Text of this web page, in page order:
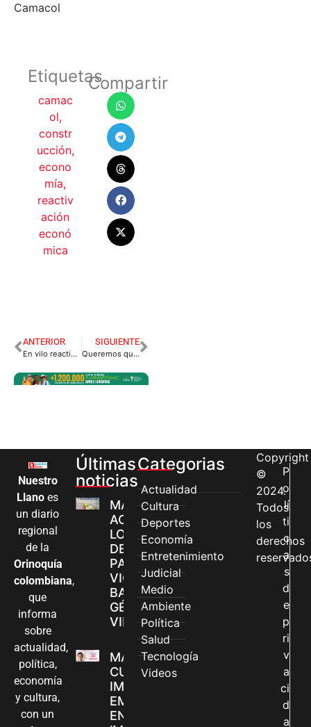
Camacol
Etiquetas
camac
ol,
constr
ucción,
econo
mía,
reactiv
ación
econó
mica
Compartir
ANTERIOR
En vilo reactivación de servicio de transporte colectivo en Villavicencio
SIGUIENTE
Queremos que Sepan que Existimos en Villavicencio
Nuestro
Llano es
un diario
regional
de la
Orinoquía
colombiana,
que
informa
sobre
actualidad,
política,
economía
y cultura,
con un
Últimas
noticias
MÁS MUJERES
ACCEDEN A
LOS CANALES
DE ATENCIÓN
PARA
VIOLENCIAS
BASADAS EN
GÉNERO EN
VILLAVICENCIO
MADRES
CUIDADORAS
IMPULSAN SUS
EMPRENDIMIENTOS
EN LA FERIA
Categorias
Actualidad
Cultura
Deportes
Economía
Entretenimiento
Judicial
Medio
Ambiente
Política
Salud
Tecnología
Videos
Copyright
©
2024.
Todos
los
derechos
P
o
lí
ti
c
a
s
d
e
p
ri
v
a
ci
d
a